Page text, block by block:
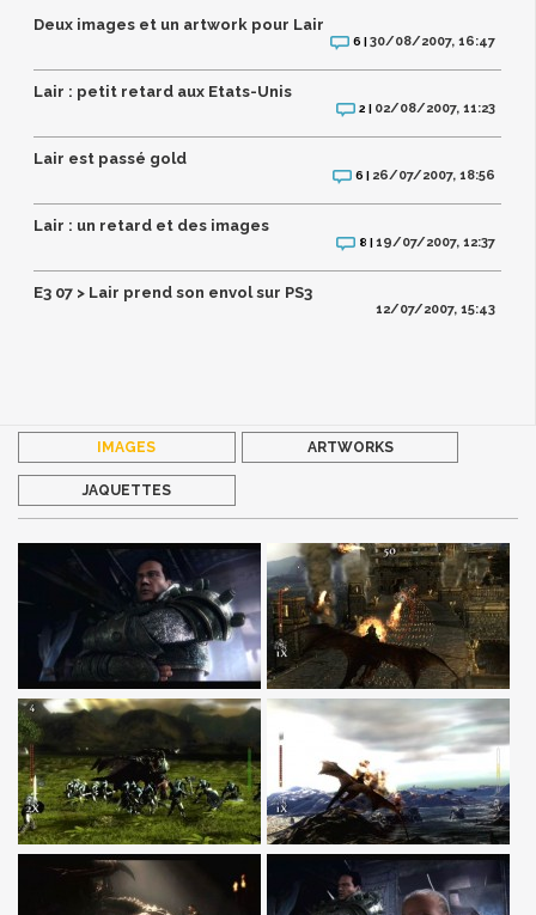
Deux images et un artwork pour Lair
6 |30/08/2007, 16:47
Lair : petit retard aux Etats-Unis
2 | 02/08/2007, 11:23
Lair est passé gold
6 | 26/07/2007, 18:56
Lair : un retard et des images
8 |19/07/2007, 12:37
E3 07 > Lair prend son envol sur PS3
12/07/2007, 15:43
IMAGES ARTWORKS
JAQUETTES